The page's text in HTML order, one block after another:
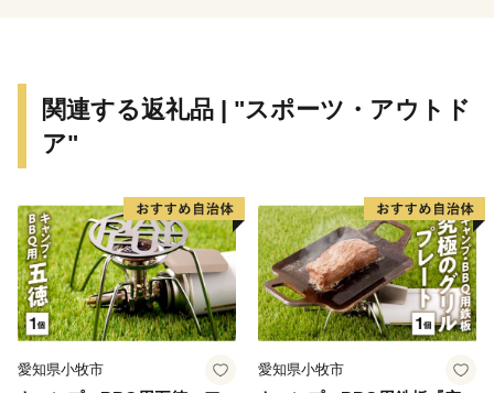
関連する返礼品 | "スポーツ・アウトド
ア"
愛知県小牧市 愛知県小牧市